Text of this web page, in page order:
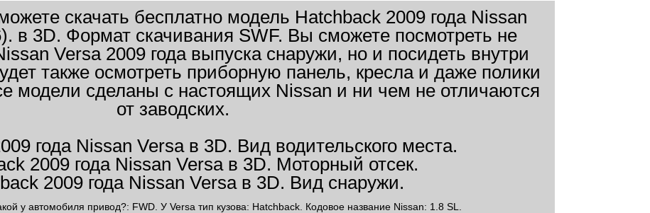
скачать бесплатно модель Hatchback 2009 года Nissan
в 3D. Формат скачивания SWF. Вы сможете посмотреть не
Versa 2009 года выпуска снаружи, но и посидеть внутри
также осмотреть приборную панель, кресла и даже полики
модели сделаны с настоящих Nissan и ни чем не отличаются
от заводских.
у автомобиля привод?: FWD. У Versa тип кузова: Hatchback. Кодовое название Nissan: 1.8 SL.